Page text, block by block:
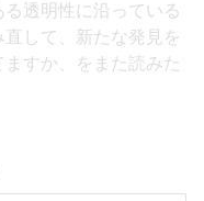
透明性に沿っている
して、新たな発見を
すか、をまた読みた